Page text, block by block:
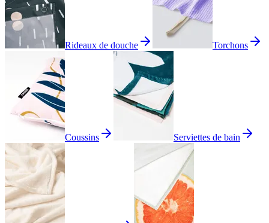
Rideaux de douche Torchons
Coussins Serviettes de bain